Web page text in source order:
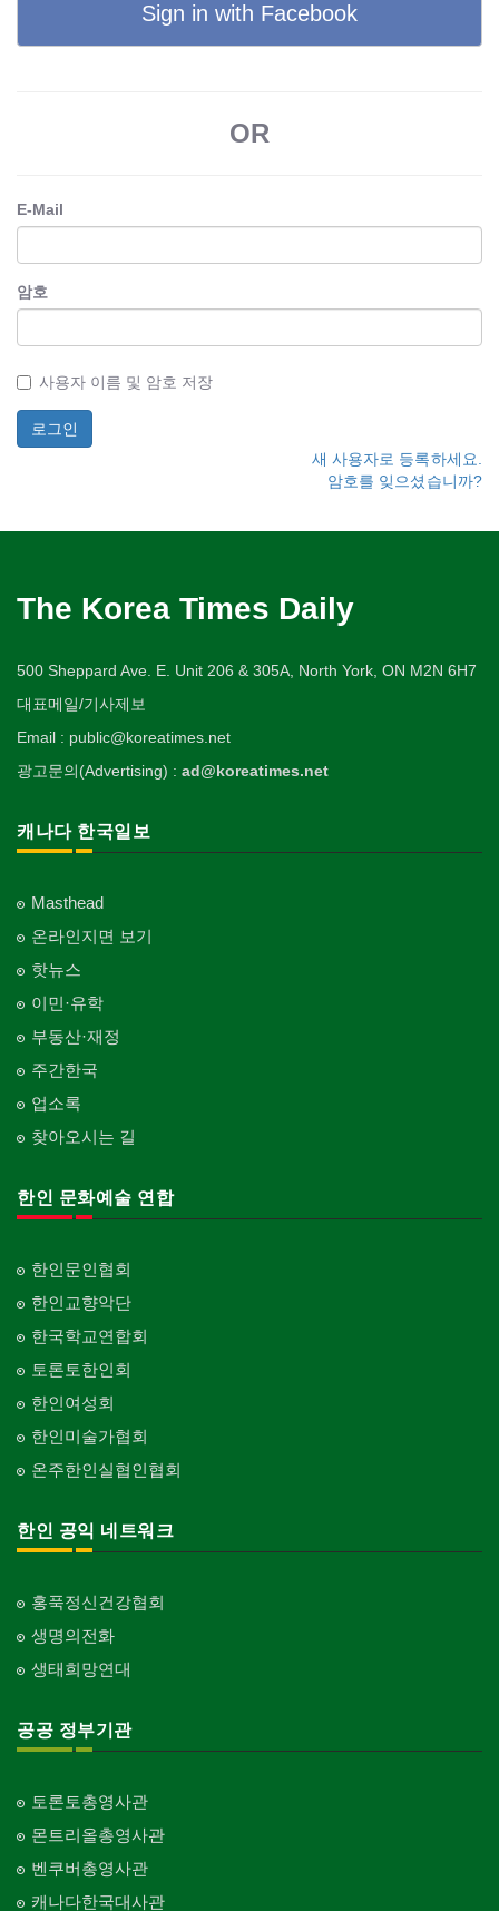
Sign in with Facebook
OR
E-Mail
암호
사용자 이름 및 암호 저장
새 사용자로 등록하세요.
암호를 잊으셨습니까?
The Korea Times Daily
500 Sheppard Ave. E. Unit 206 & 305A, North York, ON M2N 6H7
대표메일/기사제보
Email : public@koreatimes.net
광고문의(Advertising) : ad@koreatimes.net
캐나다 한국일보
Masthead
온라인지면 보기
핫뉴스
이민·유학
부동산·재정
주간한국
업소록
찾아오시는 길
한인 문화예술 연합
한인문인협회
한인교향악단
한국학교연합회
토론토한인회
한인여성회
한인미술가협회
온주한인실협인협회
한인 공익 네트워크
홍푹정신건강협회
생명의전화
생태희망연대
공공 정부기관
토론토총영사관
몬트리올총영사관
벤쿠버총영사관
캐나다한국대사관